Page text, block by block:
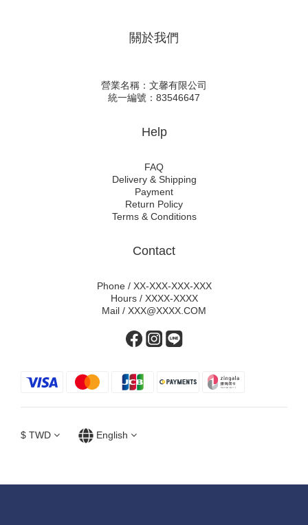
關於我們
營業名稱：文馨有限公司
統一編號：83546647
Help
FAQ
Delivery & Shipping
Payment
Return Policy
Terms & Conditions
Contact
Phone / XX-XXX-XXX-XXX
Hours / XXXX-XXXX
Mail / XXX@XXXX.COM
$ TWD English